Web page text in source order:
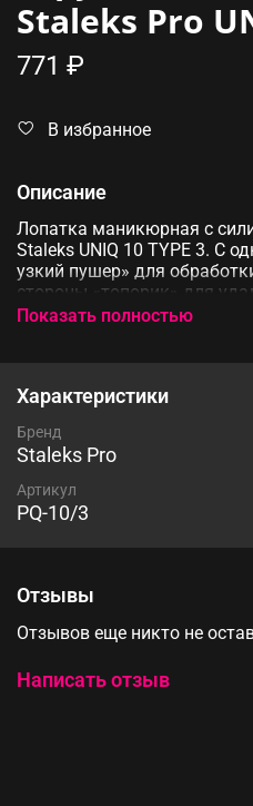
Staleks Pro
771 ₽
В избранное
Описание
Лопатка маникюрная с
Staleks UNIQ 10 TYPE 3. С
узкий пушер» для
стороны «топорик» для
пластины.
устойчивость к коррозии.
потери качества.
Показать полностью
Характеристики
Бренд
Staleks Pro
Артикул
PQ-10/3
Отзывы
Отзывов еще никто не
Написать отзыв